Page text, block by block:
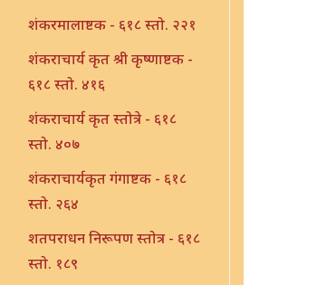
शंकरमालाष्टक - ६१८ स्तो. २२१
शंकराचार्य कृत श्री कृष्णाष्टक -
६१८ स्तो. ४१६
शंकराचार्य कृत स्तोत्रे - ६१८
स्तो. ४०७
शंकराचार्यकृत गंगाष्टक - ६१८
स्तो. २६४
शतपराधन निरूपण स्तोत्र - ६१८
स्तो. १८९